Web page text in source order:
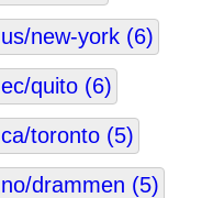
us/new-york (6)
ec/quito (6)
ca/toronto (5)
no/drammen (5)